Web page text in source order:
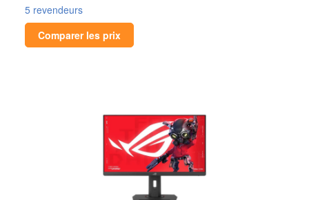
5 revendeurs
Comparer les prix